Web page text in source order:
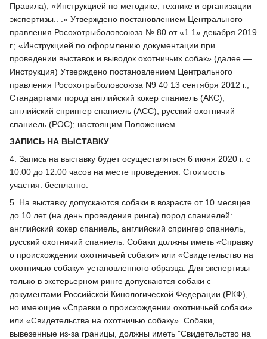
Правила); «Инструкцией по методике, технике и организации
экспертизы.. .» Утверждено постановлением Центрального
правления Росохотрыболовсоюза № 80 от «1 1» декабря 2019
г.; «Инструкцией по оформлению документации при
проведении выставок и выводок охотничьих собак» (далее —
Инструкция) Утверждено постановлением Центрального
правления Росохотрыболовсоюза N9 40 13 сентября 2012 г.;
Стандартами пород английский кокер спаниель (АКС),
английский спрингер спаниель (АСС), русский охотничий
спаниель (РОС); настоящим Положением.
ЗАПИСЬ НА ВЫСТАВКУ
4. Запись на выставку будет осуществляться 6 июня 2020 г. с
10.00 до 12.00 часов на месте проведения. Стоимость
участия: бесплатно.
5. На выставку допускаются собаки в возрасте от 10 месяцев
до 10 лет (на день проведения ринга) пород спаниелей:
английский кокер спаниель, английский спрингер спаниель,
русский охотничий спаниель. Собаки должны иметь «Справку
о происхождении охотничьей собаки» или «Свидетельство на
охотничью собаку» установленного образца. Для экспертизы
только в экстерьерном ринге допускаются собаки с
документами Российской Кинологической Федерации (РКФ),
но имеющие «Справки о происхождении охотничьей собаки»
или «Свидетельства на охотничью собаку». Собаки,
вывезенные из-за границы, должны иметь ”Свидетельство на